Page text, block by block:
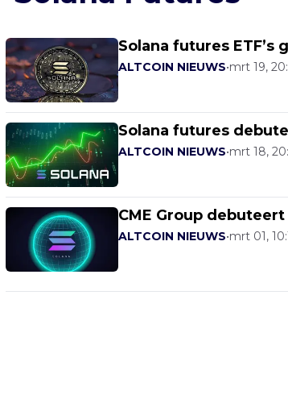
Solana futures ETF’s
ALTCOIN NIEUWS•mrt 19,
Solana futures
ALTCOIN NIEUWS•mrt 18,
CME Group
ALTCOIN NIEUWS•mrt 01,